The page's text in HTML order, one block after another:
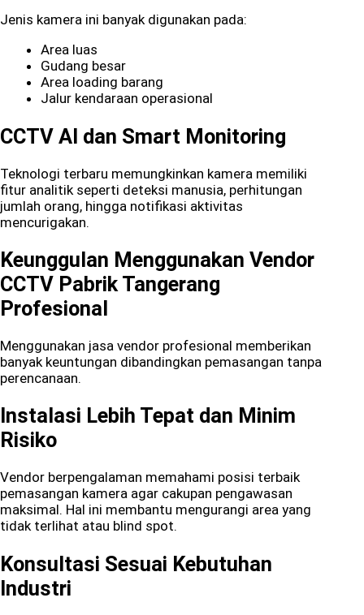
Jenis kamera ini banyak digunakan pada:
Area luas
Gudang besar
Area loading barang
Jalur kendaraan operasional
CCTV AI dan Smart Monitoring
Teknologi terbaru memungkinkan kamera memiliki
fitur analitik seperti deteksi manusia, perhitungan
jumlah orang, hingga notifikasi aktivitas
mencurigakan.
Keunggulan Menggunakan Vendor
CCTV Pabrik Tangerang
Profesional
Menggunakan jasa vendor profesional memberikan
banyak keuntungan dibandingkan pemasangan tanpa
perencanaan.
Instalasi Lebih Tepat dan Minim
Risiko
Vendor berpengalaman memahami posisi terbaik
pemasangan kamera agar cakupan pengawasan
maksimal. Hal ini membantu mengurangi area yang
tidak terlihat atau blind spot.
Konsultasi Sesuai Kebutuhan
Industri